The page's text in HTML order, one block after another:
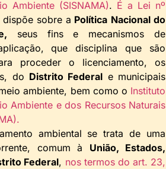
Ambiente (SISNAMA). É a Lei nº
dispõe sobre a Política Nacional do
seus fins e mecanismos de
que disciplina que são
proceder o licenciamento, os
do Distrito Federal e municipais
ambiente, bem como o Instituto
Ambiente e dos Recursos Naturais
ambiental se trata de uma
comum à União, Estados,
Federal, nos termos do art. 23,